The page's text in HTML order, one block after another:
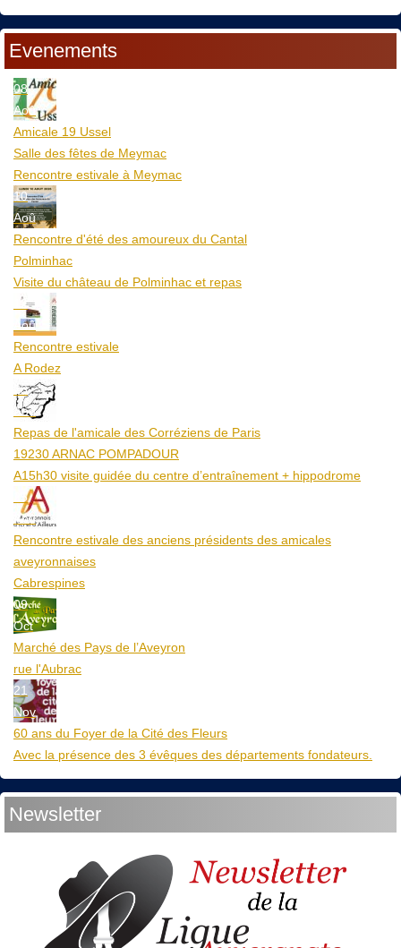
Evenements
08
Aoû
Amicale 19 Ussel
Salle des fêtes de Meymac
Rencontre estivale à Meymac
10
Aoû
Rencontre d'été des amoureux du Cantal
Polminhac
Visite du château de Polminhac et repas
12
Aoû
Rencontre estivale
A Rodez
23
Aoû
Repas de l'amicale des Corréziens de Paris
19230 ARNAC POMPADOUR
A15h30 visite guidée du centre d’entraînement + hippodrome
25
Aoû
Rencontre estivale des anciens présidents des amicales
aveyronnaises
Cabrespines
09
Oct
Marché des Pays de l’Aveyron
rue l'Aubrac
21
Nov
60 ans du Foyer de la Cité des Fleurs
Avec la présence des 3 évêques des départements fondateurs.
Newsletter